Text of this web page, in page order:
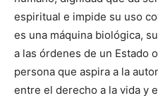
espiritual e impide su uso
es una máquina biológica,
a las órdenes de un Estado
persona que aspira a la
entre el derecho a la vida y